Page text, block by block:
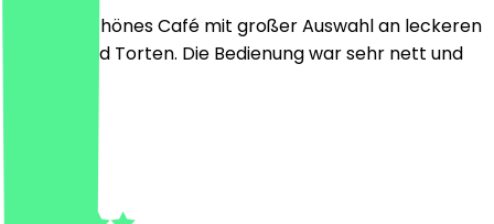
Ein sehr schönes Café mit großer Auswahl an leckeren
Kuchen und Torten. Die Bedienung war sehr nett und